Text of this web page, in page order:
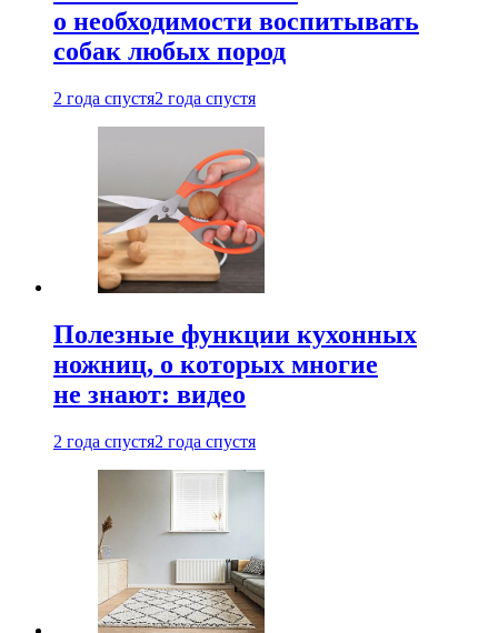
о необходимости воспитывать
собак любых пород
2 года спустя2 года спустя
Полезные функции кухонных
ножниц, о которых многие
не знают: видео
2 года спустя2 года спустя